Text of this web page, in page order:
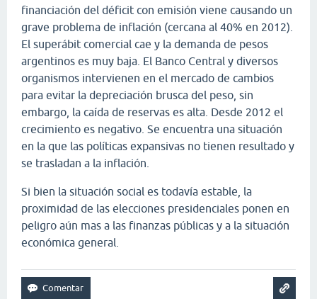
financiación del déficit con emisión viene causando un
grave problema de inflación (cercana al 40% en 2012).
El superábit comercial cae y la demanda de pesos
argentinos es muy baja. El Banco Central y diversos
organismos intervienen en el mercado de cambios
para evitar la depreciación brusca del peso, sin
embargo, la caída de reservas es alta. Desde 2012 el
crecimiento es negativo. Se encuentra una situación
en la que las políticas expansivas no tienen resultado y
se trasladan a la inflación.
Si bien la situación social es todavía estable, la
proximidad de las elecciones presidenciales ponen en
peligro aún mas a las finanzas públicas y a la situación
económica general.